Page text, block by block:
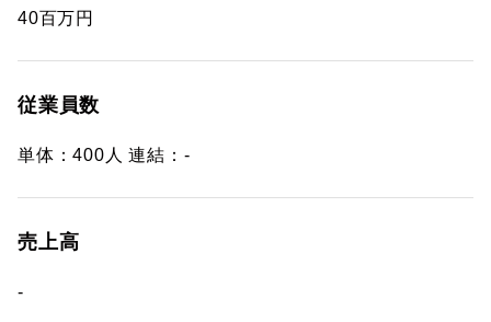
40百万円
従業員数
単体：400人 連結：-
売上高
-